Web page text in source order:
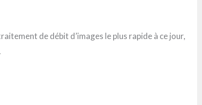
de débit d’images le plus rapide à ce jour,